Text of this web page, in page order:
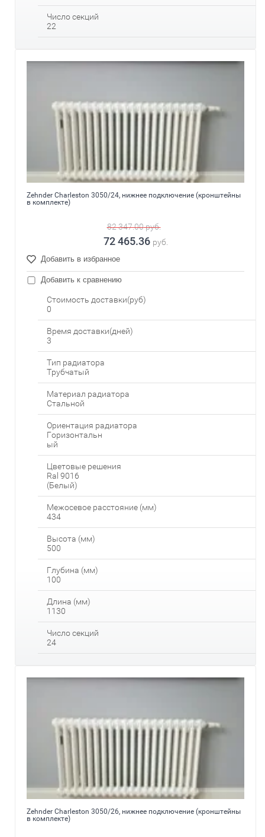
Число секций
22
Zehnder Charleston 3050/24, нижнее подключение (кронштейны
в комплекте)
82 347.00руб.
72 465.36 руб.
Добавить в избранное
Добавить к сравнению
Стоимость доставки(руб)
0
Время доставки(дней)
3
Тип радиатора
Трубчатый
Материал радиатора
Стальной
Ориентация радиатора
Горизонтальн
ый
Цветовые решения
Ral 9016
(Белый)
Межосевое расстояние (мм)
434
Высота (мм)
500
Глубина (мм)
100
Длина (мм)
1130
Число секций
24
Zehnder Charleston 3050/26, нижнее подключение (кронштейны
в комплекте)